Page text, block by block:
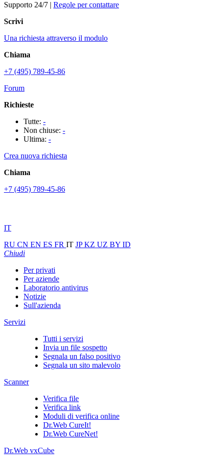
Supporto 24/7 | Regole per contattare
Scrivi
Una richiesta attraverso il modulo
Chiama
+7 (495) 789-45-86
Forum
Richieste
Tutte: -
Non chiuse: -
Ultima: -
Crea nuova richiesta
Chiama
+7 (495) 789-45-86
IT
RU CN EN ES FR IT JPKZ UZ BY ID
Chiudi
Per privati
Per aziende
Laboratorio antivirus
Notizie
Sull'azienda
Servizi
Tutti i servizi
Invia un file sospetto
Segnala un falso positivo
Segnala un sito malevolo
Scanner
Verifica file
Verifica link
Moduli di verifica online
Dr.Web CureIt!
Dr.Web CureNet!
Dr.Web vxCube